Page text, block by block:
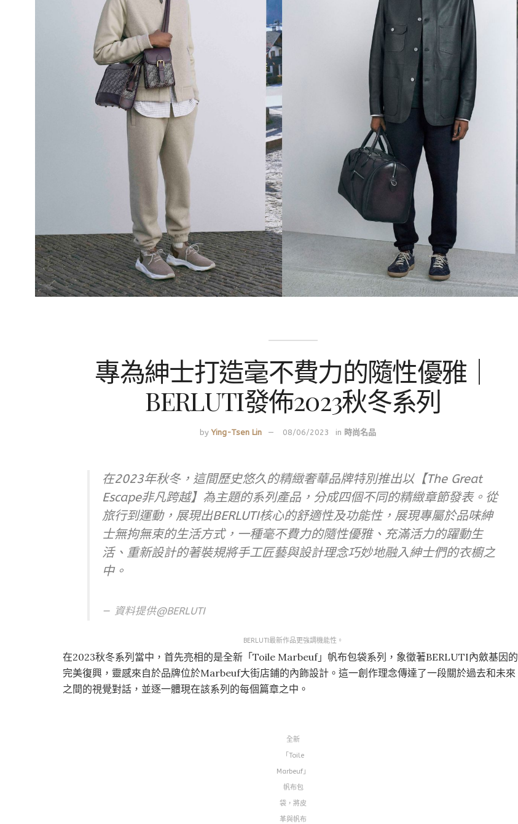
專為紳士打造毫不費力的隨性優雅｜
BERLUTI發佈2023秋冬系列
by Ying-Tsen Lin 08/06/2023 in 時尚名品
在2023年秋冬，這間歷史悠久的精緻奢華品牌特別推出以【The Great
Escape非凡跨越】為主題的系列產品，分成四個不同的精緻章節發表。從
旅行到運動，展現出BERLUTI核心的舒適性及功能性，展現專屬於品味紳
士無拘無束的生活方式，一種毫不費力的隨性優雅、充滿活力的躍動生
活、重新設計的著裝規將手工匠藝與設計理念巧妙地融入紳士們的衣櫥之
中。
資料提供@BERLUTI
BERLUTI最新作品更強調機能性。
在2023秋冬系列當中，首先亮相的是全新「Toile Marbeuf」帆布包袋系列，象徵著BERLUTI內斂基因的
完美復興，靈感來自於品牌位於Marbeuf大街店鋪的內飾設計。這一創作理念傳達了一段關於過去和未來
之間的視覺對話，並逐一體現在該系列的每個篇章之中。
全新
「Toile
Marbeuf」
帆布包
袋，將皮
革與帆布